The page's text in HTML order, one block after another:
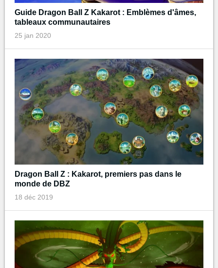
Guide Dragon Ball Z Kakarot : Emblèmes d'âmes,
tableaux communautaires
25 jan 2020
Dragon Ball Z : Kakarot, premiers pas dans le
monde de DBZ
18 déc 2019